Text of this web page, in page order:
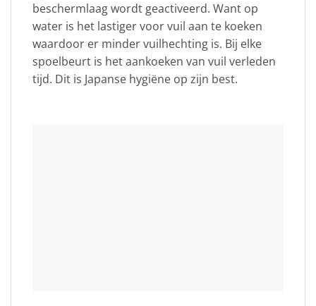
beschermlaag wordt geactiveerd. Want op
water is het lastiger voor vuil aan te koeken
waardoor er minder vuilhechting is. Bij elke
spoelbeurt is het aankoeken van vuil verleden
tijd. Dit is Japanse hygiëne op zijn best.